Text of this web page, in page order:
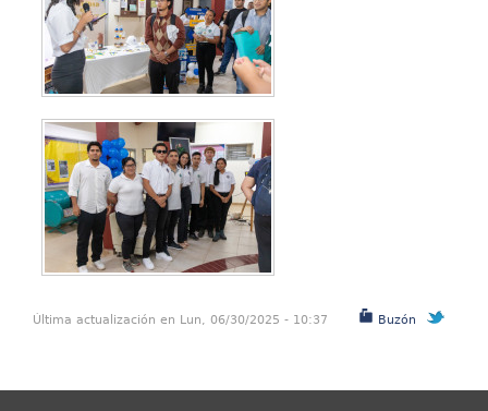
Buzón
Última actualización en Lun, 06/30/2025 - 10:37